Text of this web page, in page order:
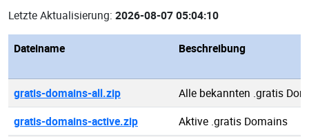
Letzte Aktualisierung: 2026-08-07 05:04:10
Dateiname Beschreibung
gratis-domains-all.zip
Alle bekannten .gratis
gratis-domains-active.zip
Aktive .gratis Domains